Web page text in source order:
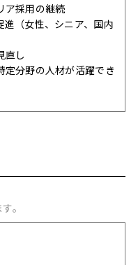
ア採用の継続
進（女性、シニア、国内
直し
定分野の人材が活躍でき
。